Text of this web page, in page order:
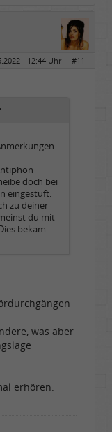
- 12:44 Uhr · #11
doch bei
eingestuft.
zu deiner
du mit
bekam
was aber
erhören.